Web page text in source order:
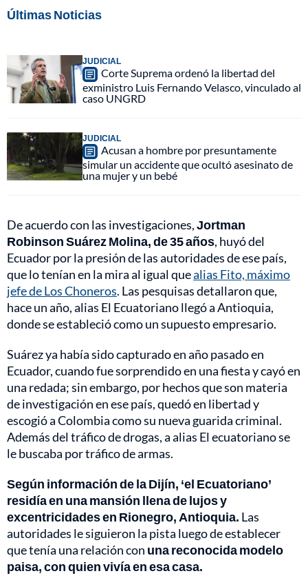
Últimas Noticias
JUDICIAL
Corte Suprema ordenó la libertad del
exministro Luis Fernando Velasco, vinculado al
caso UNGRD
JUDICIAL
Acusan a hombre por presuntamente
simular un accidente que ocultó asesinato de
una mujer y un bebé
De acuerdo con las investigaciones,Jortman
Robinson Suárez Molina, de 35 años, huyó del
Ecuador por la presión de las autoridades de ese país,
que lo tenían en la mira al igual quealias Fito, máximo
jefe de Los Choneros. Las pesquisas detallaron que,
hace un año, alias El Ecuatoriano llegó a Antioquia,
donde se estableció como un supuesto empresario.
Suárez ya había sido capturado en año pasado en
Ecuador, cuando fue sorprendido en una fiesta y cayó en
una redada; sin embargo, por hechos que son materia
de investigación en ese país, quedó en libertad y
escogió a Colombia como su nueva guarida criminal.
Además del tráfico de drogas, a alias El ecuatoriano se
le buscaba por tráfico de armas.
Según información de la Dijín, ‘el Ecuatoriano’
residía en una mansión llena de lujos y
excentricidades en Rionegro, Antioquia. Las
autoridades le siguieron la pista luego de establecer
que tenía una relación con una reconocida modelo
paisa, con quien vivía en esa casa.